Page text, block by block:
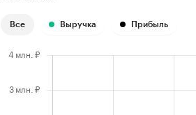
Все Выручка Прибыль